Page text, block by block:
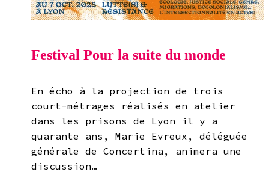
Festival Pour la suite du monde
En écho à la projection de trois
court-métrages réalisés en atelier
dans les prisons de Lyon il y a
quarante ans, Marie Evreux, déléguée
générale de Concertina, animera une
discussion…